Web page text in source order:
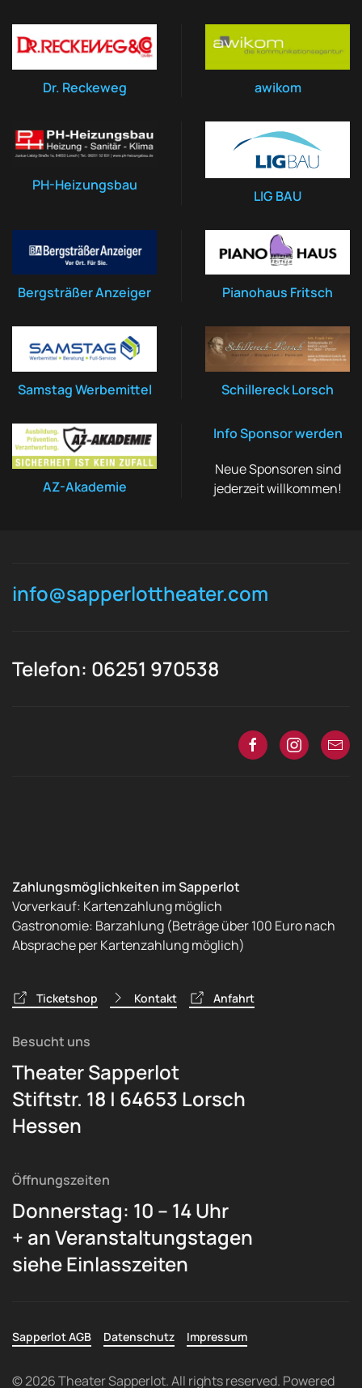
Dr. Reckeweg awikom
PH-Heizungsbau
LIG BAU
Bergsträßer Anzeiger Pianohaus Fritsch
Samstag Werbemittel Schillereck Lorsch
AZ-Akademie
Info Sponsor werden
Neue Sponsoren sind
jederzeit willkommen!
info@sapperlottheater.com
Telefon: 06251 970538
Zahlungsmöglichkeiten im Sapperlot
Vorverkauf: Kartenzahlung möglich
Gastronomie: Barzahlung (Beträge über 100 Euro nach
Absprache per Kartenzahlung möglich)
Ticketshop Kontakt Anfahrt
Besucht uns
Theater Sapperlot
Stiftstr. 18 | 64653 Lorsch
Hessen
Öffnungszeiten
Donnerstag: 10 – 14 Uhr
+ an Veranstaltungstagen
siehe Einlasszeiten
Sapperlot AGB Datenschutz Impressum
©2026Theater Sapperlot. All rights reserved. Powered